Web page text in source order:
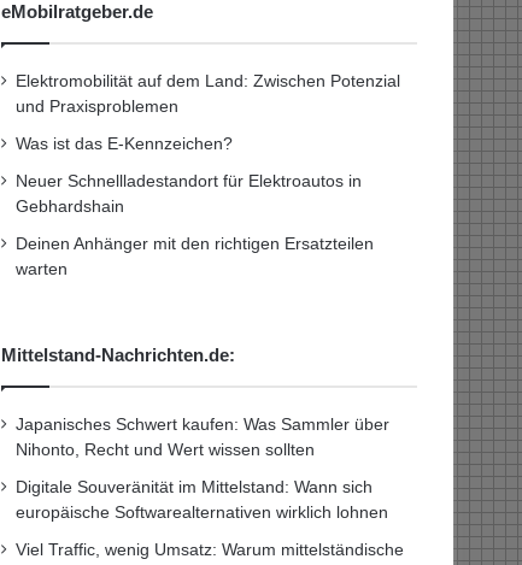
eMobilratgeber.de
Elektromobilität auf dem Land: Zwischen Potenzial
und Praxisproblemen
Was ist das E-Kennzeichen?
Neuer Schnellladestandort für Elektroautos in
Gebhardshain
Deinen Anhänger mit den richtigen Ersatzteilen
warten
Mittelstand-Nachrichten.de:
Japanisches Schwert kaufen: Was Sammler über
Nihonto, Recht und Wert wissen sollten
Digitale Souveränität im Mittelstand: Wann sich
europäische Softwarealternativen wirklich lohnen
Viel Traffic, wenig Umsatz: Warum mittelständische